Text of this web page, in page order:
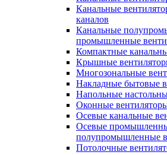
Канальные
каналов
Канальные
промышленные
Компактные
Крышные
Многозональные
Накладные бытовые
Напольные
Оконные
Осевые канальные
Осевые
полупромышленные
Потолочные